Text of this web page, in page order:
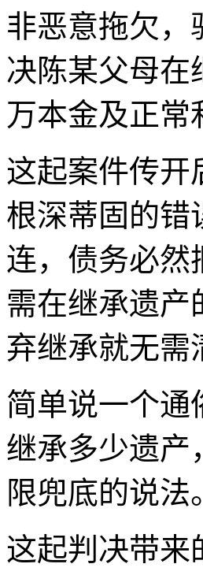
非恶意拖欠，
决陈某父母在
万本金及正常
这起案件传开
根深蒂固的错
连，债务必然
需在继承遗产
弃继承就无需
简单说一个通
继承多少遗产
限兜底的说法
这起判决带来